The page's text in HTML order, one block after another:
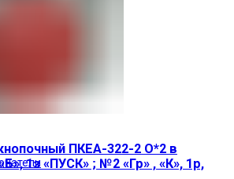
ПКЕА-322-2 О*2 в
1з «ПУСК» ; №2 «Гр» , «К», 1р,